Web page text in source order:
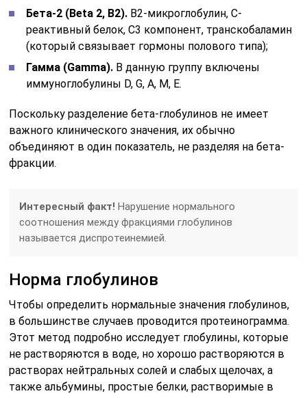
Бета-2 (Beta 2, B2). В2-микроглобулин, С-
реактивный белок, С3 компонент, транскобаламин
(который связывает гормоны полового типа);
Гамма (Gamma). В данную группу включены
иммуноглобулины D, G, A, M, E.
Поскольку разделение бета-глобулинов не имеет
важного клинического значения, их обычно
объединяют в один показатель, не разделяя на бета-
фракции.
Интересный факт!Нарушение нормального
соотношения между фракциями глобулинов
называется диспротеинемией.
Норма глобулинов
Чтобы определить нормальные значения глобулинов,
в большинстве случаев проводится протеинограмма.
Этот метод подробно исследует глобулины, которые
не растворяются в воде, но хорошо растворяются в
растворах нейтральных солей и слабых щелочах, а
также альбумины, простые белки, растворимые в